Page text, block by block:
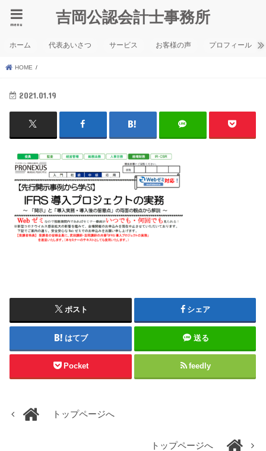
吉岡公認会計士事務所
menu
ホーム 代表あいさつ サービス お客様の声 プロフィール
HOME
2021.01.19
ポスト シェア
はてブ 送る
Pocket feedly
トップページへ
トップページへ